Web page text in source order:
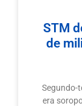
STM
de
Segundo-
era